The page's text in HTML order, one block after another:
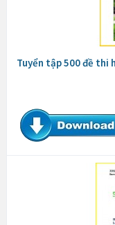
Tuyển tập 500 đề thi